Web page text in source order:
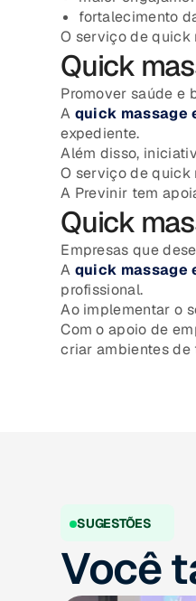
fortalecimento
O serviço de quick
Quick
Promover saúde e
A quick massage
expediente.
Além disso,
O serviço de quick
A Previnir tem
Quick
Empresas que
A quick massage
profissional.
Ao implementar o
Com o apoio de
criar ambientes de
SUGESTÕES
Você